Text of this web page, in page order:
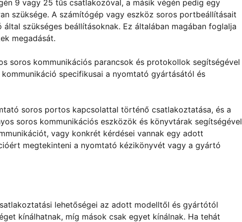
9 vagy 25 tűs csatlakozóval, a másik végén pedig egy
szüksége. A számítógép vagy eszköz soros portbeállításait
szükséges beállításoknak. Ez általában magában foglalja
megadását.
soros kommunikációs parancsok és protokollok segítségével
specifikusai a nyomtató gyártásától és
soros portos kapcsolattal történő csatlakoztatása, és a
soros kommunikációs eszközök és könyvtárak segítségével
vagy konkrét kérdései vannak egy adott
megtekinteni a nyomtató kézikönyvét vagy a gyártó
lehetőségei az adott modelltől és gyártótól
kínálhatnak, míg mások csak egyet kínálnak. Ha tehát